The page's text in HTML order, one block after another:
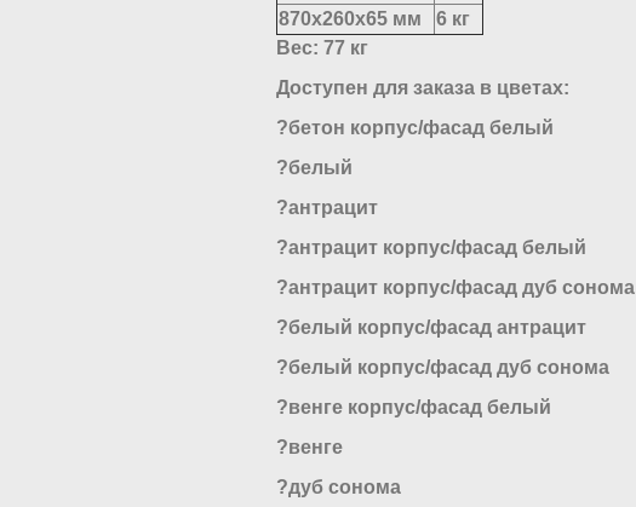
870x260x65 мм
6 кг
Вес: 77 кг
Доступен для заказа в цветах:
?бетон корпус/фасад белый
?белый
?антрацит
?антрацит корпус/фасад белый
?антрацит корпус/фасад дуб сонома
?белый корпус/фасад антрацит
?белый корпус/фасад дуб сонома
?венге корпус/фасад белый
?венге
?дуб сонома